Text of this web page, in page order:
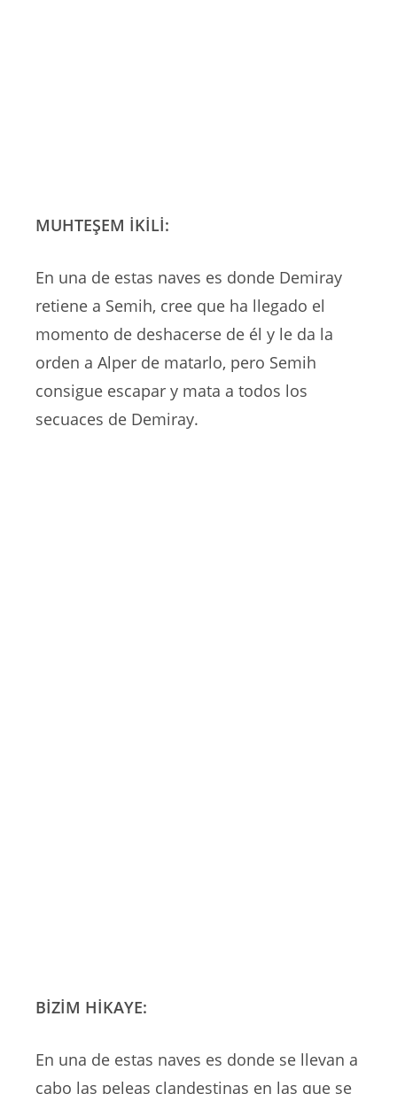
MUHTEŞEM İKİLİ:
En una de estas naves es donde Demiray
retiene a Semih, cree que ha llegado el
momento de deshacerse de él y le da la
orden a Alper de matarlo, pero Semih
consigue escapar y mata a todos los
secuaces de Demiray.
BİZİM HİKAYE:
En una de estas naves es donde se llevan a
cabo las peleas clandestinas en las que se